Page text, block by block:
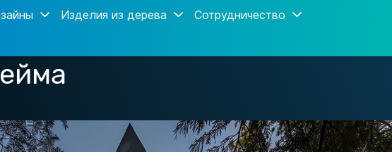
Изделия из дерева Сотрудничество